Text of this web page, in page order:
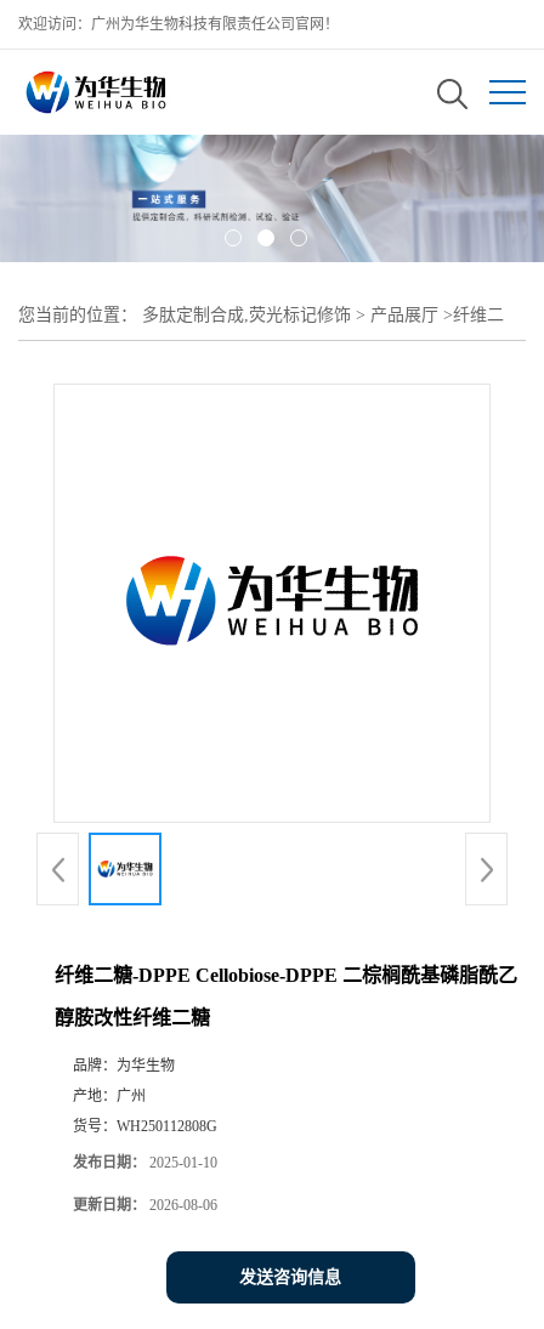
欢迎访问：广州为华生物科技有限责任公司官网！
您当前的位置： 多肽定制合成,荧光标记修饰 > 产品展厅 >纤维二
纤维二糖-DPPE Cellobiose-DPPE 二棕榈酰基磷脂酰乙
醇胺改性纤维二糖
品牌： 为华生物
产地： 广州
货号： WH250112808G
发布日期： 2025-01-10
更新日期： 2026-08-06
发送咨询信息